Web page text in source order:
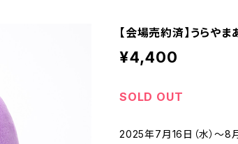
【会場売約済】うらや
¥4,400
SOLD OUT
2025年7月16日（水）～8